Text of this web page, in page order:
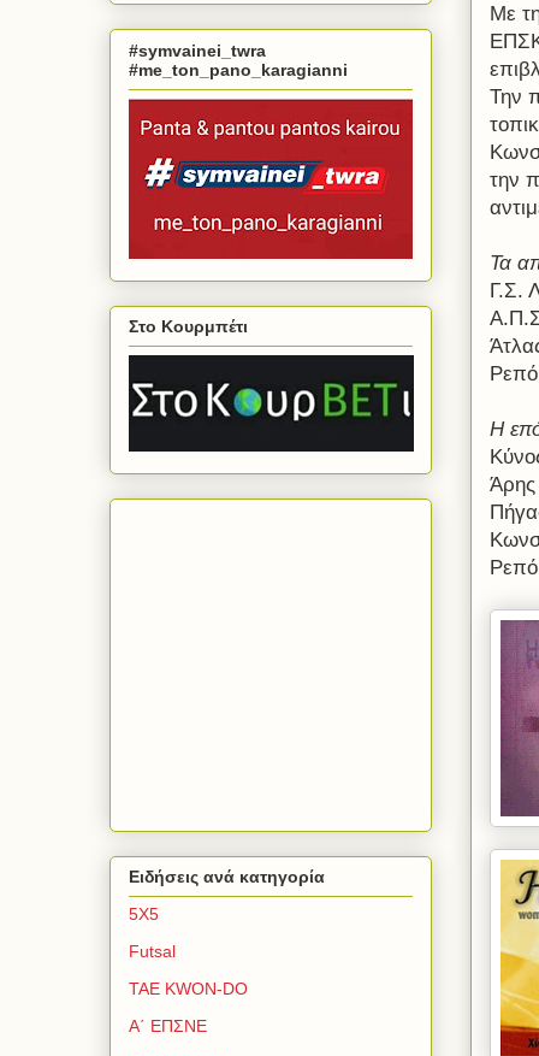
Με
Την
την
Τα
Γ.Σ.
Η
Άρης
#symvainei_twra
#me_ton_pano_karagianni
Στο Κουρμπέτι
Ειδήσεις ανά κατηγορία
5Χ5
Futsal
TAE KWON-DO
Α΄ ΕΠΣΝΕ